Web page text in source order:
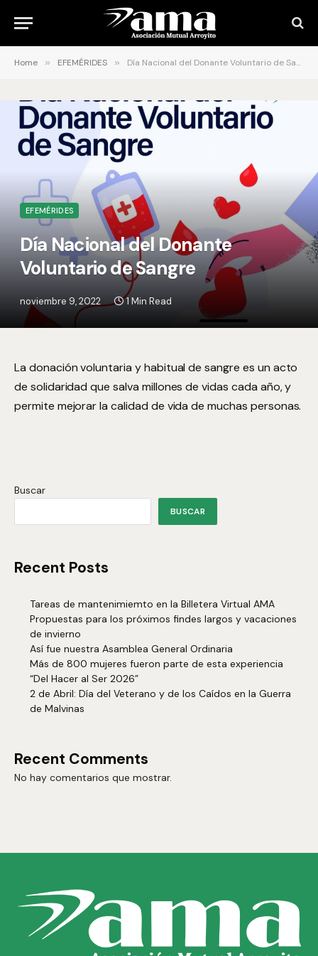
Home » EFEMÉRIDES » Día Nacional del Donante Voluntario de Sangre
EFEMÉRIDES
Día Nacional del Donante
Voluntario de Sangre
noviembre 9, 2022 1 Min Read
La donación voluntaria y habitual de sangre es un acto
de solidaridad que salva millones de vidas cada año, y
permite mejorar la calidad de vida de muchas personas.
Buscar
BUSCAR
Recent Posts
Tareas de mantenimiemto en la Billetera Virtual AMA
Propuestas para los próximos findes largos y vacaciones
de invierno
Así fue nuestra Asamblea General Ordinaria
Más de 800 mujeres fueron parte de esta experiencia
“Del Hacer al Ser 2026”
2 de Abril: Día del Veterano y de los Caídos en la Guerra
de Malvinas
Recent Comments
No hay comentarios que mostrar.